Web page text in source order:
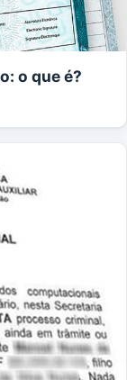
o que é?